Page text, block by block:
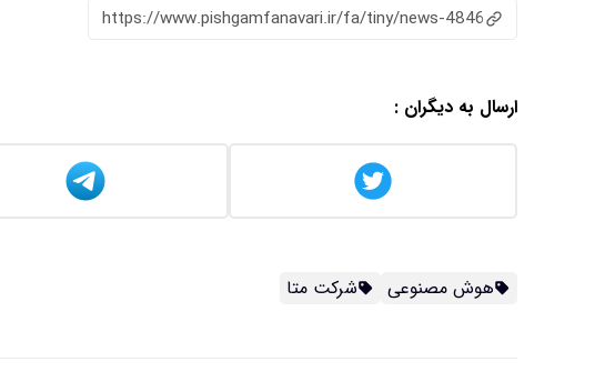
https://www.pishgamfanavari.ir/fa/tiny/news-4846
ارسال به دیگران :
هوش مصنوعی شرکت متا